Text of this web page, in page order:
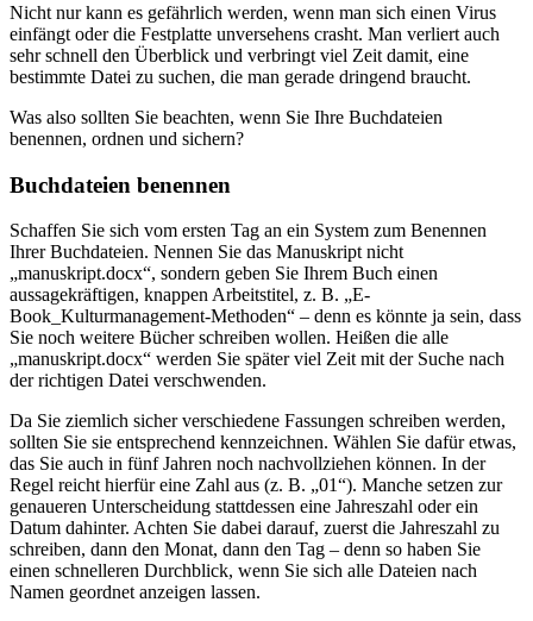
Nicht nur kann es gefährlich werden, wenn man sich einen Virus
einfängt oder die Festplatte unversehens crasht. Man verliert auch
sehr schnell den Überblick und verbringt viel Zeit damit, eine
bestimmte Datei zu suchen, die man gerade dringend braucht.
Was also sollten Sie beachten, wenn Sie Ihre Buchdateien
benennen, ordnen und sichern?
Buchdateien benennen
Schaffen Sie sich vom ersten Tag an ein System zum Benennen
Ihrer Buchdateien. Nennen Sie das Manuskript nicht
„manuskript.docx“, sondern geben Sie Ihrem Buch einen
aussagekräftigen, knappen Arbeitstitel, z. B. „E-
Book_Kulturmanagement-Methoden“ – denn es könnte ja sein, dass
Sie noch weitere Bücher schreiben wollen. Heißen die alle
„manuskript.docx“ werden Sie später viel Zeit mit der Suche nach
der richtigen Datei verschwenden.
Da Sie ziemlich sicher verschiedene Fassungen schreiben werden,
sollten Sie sie entsprechend kennzeichnen. Wählen Sie dafür etwas,
das Sie auch in fünf Jahren noch nachvollziehen können. In der
Regel reicht hierfür eine Zahl aus (z. B. „01“). Manche setzen zur
genaueren Unterscheidung stattdessen eine Jahreszahl oder ein
Datum dahinter. Achten Sie dabei darauf, zuerst die Jahreszahl zu
schreiben, dann den Monat, dann den Tag – denn so haben Sie
einen schnelleren Durchblick, wenn Sie sich alle Dateien nach
Namen geordnet anzeigen lassen.